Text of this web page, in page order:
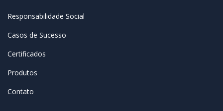
Responsabilidade Social
Casos de Sucesso
Certificados
Produtos
Contato